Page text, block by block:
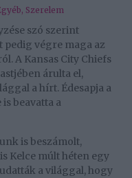
, Szerelem
szó szerint
végre maga az
A Kansas City Chiefs
árulta el,
a hírt. Édesapja a
beavatta a
is beszámolt,
Kelce múlt héten egy
a világgal, hogy